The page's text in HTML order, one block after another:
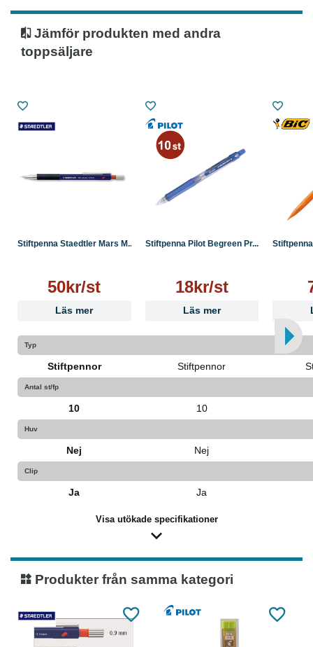
- Hårdhetsgrad: B
Jämför produkten med andra
toppsäljare
Stiftpenna Staedtler Mars M...
50kr/st
Läs mer
Stiftpenna Pilot Begreen Pr...
18kr/st
Läs mer
Typ
Stiftpennor Stiftpennor
Antal st/fp
10 10
Huv
Nej Nej
Clip
Ja Ja
Visa utökade specifikationer
Produkter från samma kategori